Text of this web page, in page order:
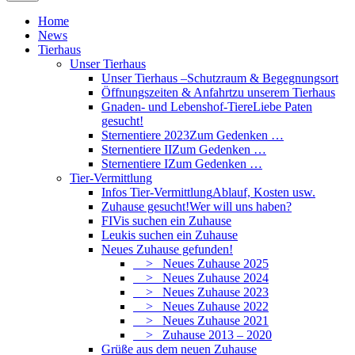
Home
News
Tierhaus
Unser Tierhaus
Unser Tierhaus –Schutzraum & Begegnungsort
Öffnungszeiten & Anfahrtzu unserem Tierhaus
Gnaden- und Lebenshof-TiereLiebe Paten
gesucht!
Sternentiere 2023Zum Gedenken …
Sternentiere IIZum Gedenken …
Sternentiere IZum Gedenken …
Tier-Vermittlung
Infos Tier-VermittlungAblauf, Kosten usw.
Zuhause gesucht!Wer will uns haben?
FIVis suchen ein Zuhause
Leukis suchen ein Zuhause
Neues Zuhause gefunden!
> Neues Zuhause 2025
> Neues Zuhause 2024
> Neues Zuhause 2023
> Neues Zuhause 2022
> Neues Zuhause 2021
> Zuhause 2013 – 2020
Grüße aus dem neuen Zuhause